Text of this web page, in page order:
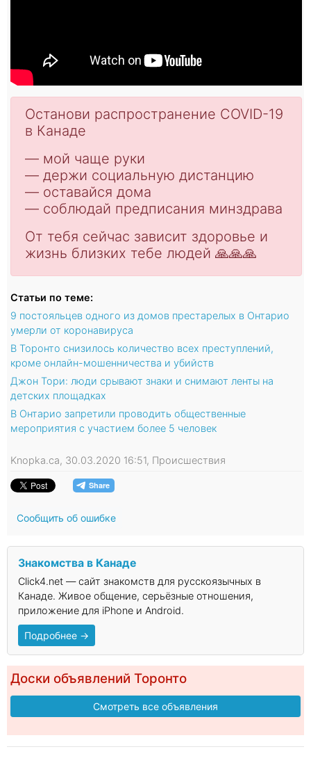
Останoви распространение COVID-19
в Канаде
— мой чаще руки
— держи социальную дистанцию
— оставайся дома
— соблюдай предписания минздрава
От тебя сейчас зависит здоровье и
жизнь близких тебе людей 🙏🙏🙏
Статьи по теме:
9 постояльцев одного из домов престарелых в Онтарио
умерли от коронавируса
В Торонто снизилось количество всех преступлений,
кроме онлайн-мошенничества и убийств
Джон Тори: люди срывают знаки и снимают ленты на
детских площадках
В Онтарио запретили проводить общественные
мероприятия с участием более 5 человек
Knopka.ca, 30.03.2020 16:51, Происшествия
Сообщить об ошибке
Знакомства в Канаде
Click4.net — сайт знакомств для русскоязычных в
Канаде. Живое общение, серьёзные отношения,
приложение для iPhone и Android.
Подробнее →
Доски объявлений Торонто
Смотреть все объявления